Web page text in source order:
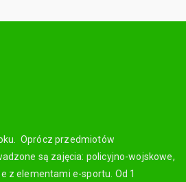
Oprócz przedmiotów
są zajęcia: policyjno-wojskowe,
z elementami e-sportu. Od 1